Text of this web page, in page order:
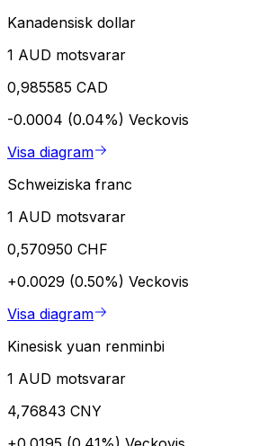
Kanadensisk dollar
1 AUD motsvarar
0,985585 CAD
-0.0004 (0.04%) Veckovis
Visa diagram
Schweiziska franc
1 AUD motsvarar
0,570950 CHF
+0.0029 (0.50%) Veckovis
Visa diagram
Kinesisk yuan renminbi
1 AUD motsvarar
4,76843 CNY